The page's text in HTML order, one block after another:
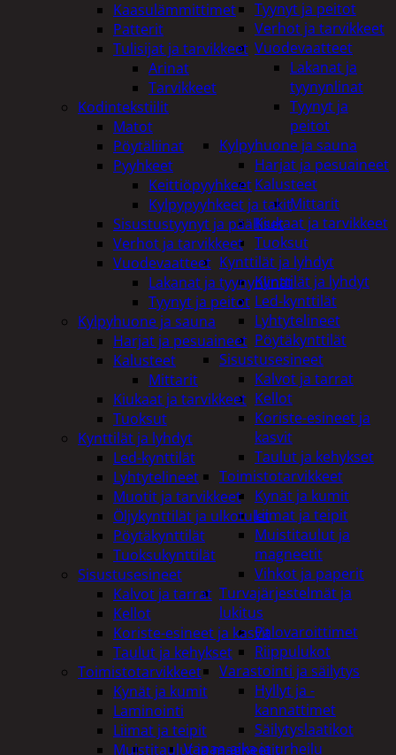
Tyynyt ja peitot
Verhot ja tarvikkeet
Vuodevaatteet
Lakanat ja
tyynynlinat
Tyynyt ja
peitot
Kylpyhuone ja sauna
Harjat ja pesuaineet
Kalusteet
Mittarit
Kiukaat ja tarvikkeet
Tuoksut
Kynttilät ja lyhdyt
Kynttilät ja lyhdyt
Led-kynttilät
Lyhtytelineet
Pöytäkynttilät
Sisustusesineet
Kalvot ja tarrat
Kellot
Koriste-esineet ja
kasvit
Taulut ja kehykset
Toimistotarvikkeet
Kynät ja kumit
Liimat ja teipit
Muistitaulut ja
magneetit
Vihkot ja paperit
Turvajärjestelmät ja
lukitus
Palovaroittimet
Riippulukot
Varastointi ja säilytys
Hyllyt ja -
kannattimet
Säilytyslaatikot
Vapaa-aika ja urheilu
Kaasulämmittimet
Patterit
Tulisijat ja tarvikkeet
Arinat
Tarvikkeet
Kodintekstiilit
Matot
Pöytäliinat
Pyyhkeet
Keittiöpyyhkeet
Kylpypyyhkeet ja takit
Sisustustyynyt ja päälliset
Verhot ja tarvikkeet
Vuodevaatteet
Lakanat ja tyynynlinat
Tyynyt ja peitot
Kylpyhuone ja sauna
Harjat ja pesuaineet
Kalusteet
Mittarit
Kiukaat ja tarvikkeet
Tuoksut
Kynttilät ja lyhdyt
Led-kynttilät
Lyhtytelineet
Muotit ja tarvikkeet
Öljykynttilät ja ulkotulet
Pöytäkynttilät
Tuoksukynttilät
Sisustusesineet
Kalvot ja tarrat
Kellot
Koriste-esineet ja kasvit
Taulut ja kehykset
Toimistotarvikkeet
Kynät ja kumit
Laminointi
Liimat ja teipit
Muistitaulut ja magneetit